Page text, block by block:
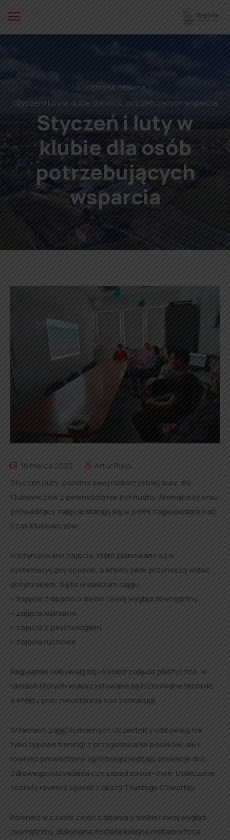
⌂
Strona Główna
Styczeń i luty w klubie dla osób potrzebujących wsparcia
Styczeń i luty w
klubie dla osób
potrzebujących
wsparcia
18 marca 2025
Artur Ruka
Styczeń i luty, pomimo swej niekorzystnej aury, dla
Klubowiczów z pewnością nie był nudny. Animatorzy oraz
prowadzący zajęcia starają się w pełni zagospodarować
czas Klubowiczów.
Kontynuowano zajęcia, które planowane są w
systematyczny sposób, a efekty jakie przynoszą widać
gołym okiem. Są to w dalszym ciągu:
– zajęcia z dbania o siebie i swój wygląd zewnętrzny,
– zajęcia kulinarne,
– zajęcia z psychologiem,
– zajęcia ruchowe.
Regularnie odbywają się również zajęcia plastyczne, w
ramach których wykorzystywane są różnorodne techniki,
a efekty prac nieustannie nas zaskakują.
W ramach zajęć kulinarnych Uczestnicy odbywają nie
tylko typowe treningi z przygotowania posiłków, ale i
również prowadzone są różnego rodzaju prelekcje dot.
Zdrowego odżywiania czy zasad savoir-vivre. Upieczone
zostały również oponki z okazji Tłustego Czwartku.
Również w czasie zajęć z dbania o siebie i swój wygląd
zewnętrzny, dokonana została kolejna metamorfoza